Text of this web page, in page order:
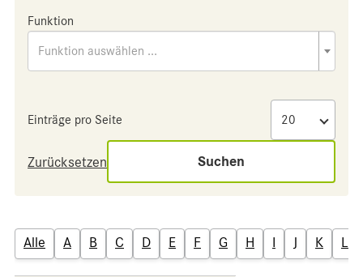
Funktion
Funktion auswählen ...
Einträge pro Seite
Zurücksetzen Suchen
Alle A B C D E F G H I J K L